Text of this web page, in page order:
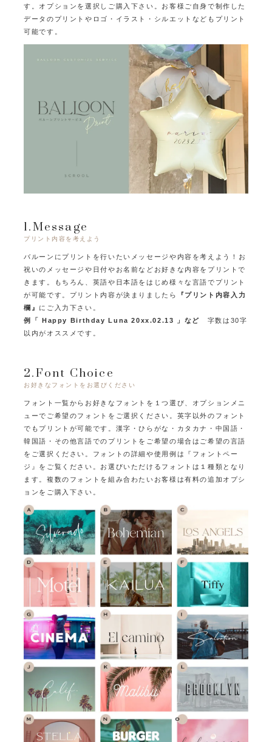
す。オプションを選択しご購入下さい。 お客様ご自身で制作した
データのプリントやロゴ・イラスト・シルエットなどもプリント
可能です。
1.Message
プリント内容を考えよう
バルーンにプリントを行いたいメッセージや内容を考えよう！
お
祝いのメッセージや日付やお名前などお好きな内容をプリントで
きます。
もちろん、英語や日本語をはじめ様々な言語でプリント
が可能です。 プリント内容が決まりましたら
『プリント内容入力
欄』 にご入力下さい。
例「 Happy Birthday Luna 20xx.02.13 」など 字数は30字
以内がオススメです。
2.Font Choice
お好きなフォントをお選びください
フォント一覧からお好きなフォントを１つ選び、オプションメニ
ューでご希望のフォントをご選択ください。 英字以外のフォント
でもプリントが可能です。 漢字・ひらがな・カタカナ・中国語・
韓国語・その他言語でのプリントをご希望の場合はご希望の言語
をご選択ください。
フォントの詳細や使用例は『フォントペー
ジ』をご覧ください。 お選びいただけるフォントは１種類となり
ます。 複数のフォントを組み合わたいお客様は有料の追加オプシ
ョンをご購入下さい。